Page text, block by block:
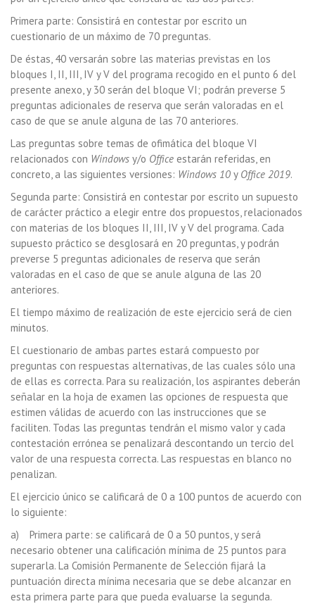
Primera parte: Consistirá en contestar por escrito un
cuestionario de un máximo de 70 preguntas.
De éstas, 40 versarán sobre las materias previstas en los
bloques I, II, III, IV y V del programa recogido en el punto 6 del
presente anexo, y 30 serán del bloque VI; podrán preverse 5
preguntas adicionales de reserva que serán valoradas en el
caso de que se anule alguna de las 70 anteriores.
Las preguntas sobre temas de ofimática del bloque VI
relacionados con Windows y/o Office estarán referidas, en
concreto, a las siguientes versiones: Windows 10 y Office 2019.
Segunda parte: Consistirá en contestar por escrito un supuesto
de carácter práctico a elegir entre dos propuestos, relacionados
con materias de los bloques II, III, IV y V del programa. Cada
supuesto práctico se desglosará en 20 preguntas, y podrán
preverse 5 preguntas adicionales de reserva que serán
valoradas en el caso de que se anule alguna de las 20
anteriores.
El tiempo máximo de realización de este ejercicio será de cien
minutos.
El cuestionario de ambas partes estará compuesto por
preguntas con respuestas alternativas, de las cuales sólo una
de ellas es correcta. Para su realización, los aspirantes deberán
señalar en la hoja de examen las opciones de respuesta que
estimen válidas de acuerdo con las instrucciones que se
faciliten. Todas las preguntas tendrán el mismo valor y cada
contestación errónea se penalizará descontando un tercio del
valor de una respuesta correcta. Las respuestas en blanco no
penalizan.
El ejercicio único se calificará de 0 a 100 puntos de acuerdo con
lo siguiente:
a) Primera parte: se calificará de 0 a 50 puntos, y será
necesario obtener una calificación mínima de 25 puntos para
superarla. La Comisión Permanente de Selección fijará la
puntuación directa mínima necesaria que se debe alcanzar en
esta primera parte para que pueda evaluarse la segunda.